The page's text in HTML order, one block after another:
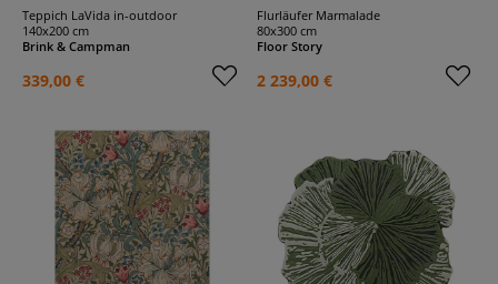
Teppich LaVida in-outdoor
140x200 cm
Brink & Campman
339,00 €
Flurläufer Marmalade
80x300 cm
Floor Story
2 239,00 €